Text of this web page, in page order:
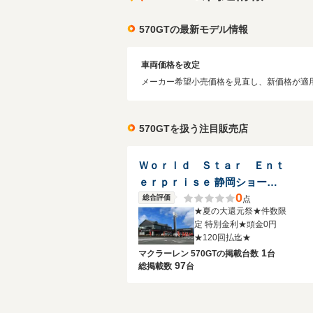
570GTの最新モデル情報
車両価格を改定
メーカー希望小売価格を見直し、新価格が適
570GTを扱う注目販売店
Ｗｏｒｌｄ Ｓｔａｒ Ｅｎｔ
ｅｒｐｒｉｓｅ 静岡ショール
ーム
総合評価 0点
★夏の大還元祭★件数限
定 特別金利★頭金0円
★120回払迄★
マクラーレン 570GTの掲載台数 1台
総掲載数 97台